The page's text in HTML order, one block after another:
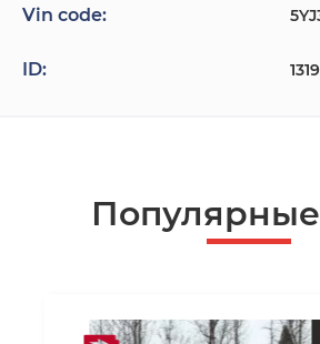
Vin code:
ID: 1319
Популярные